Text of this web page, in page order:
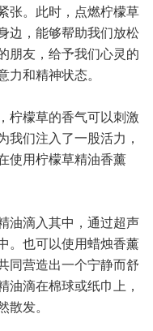
张。此时，点燃柠檬草
边，能够帮助我们放松
朋友，给予我们心灵的
和精神状态。
柠檬草的香气可以刺激
我们注入了一股活力，
使用柠檬草精油香薰
油滴入其中，通过超声
。也可以使用蜡烛香薰
同营造出一个宁静而舒
油滴在棉球或纸巾上，
发。